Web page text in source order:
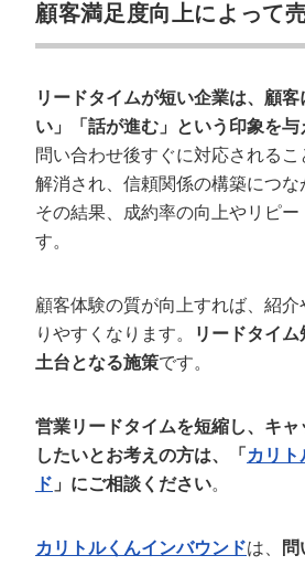
顧客満足度向上によって
リードタイムが短い企業は、顧
い」「話が進む」という印象を
問い合わせ後すぐに対応される
解消され、信頼関係の構築につな
その結果、成約率の向上やリピー
す。
顧客体験の質が向上すれば、紹
りやすくなります。
リードタイ
土台となる施策です。
営業リードタイムを短縮し、キ
したいとお考えの方は、「 カリト
ド 」にご相談ください。
カリトルくんインバウンドは、
問